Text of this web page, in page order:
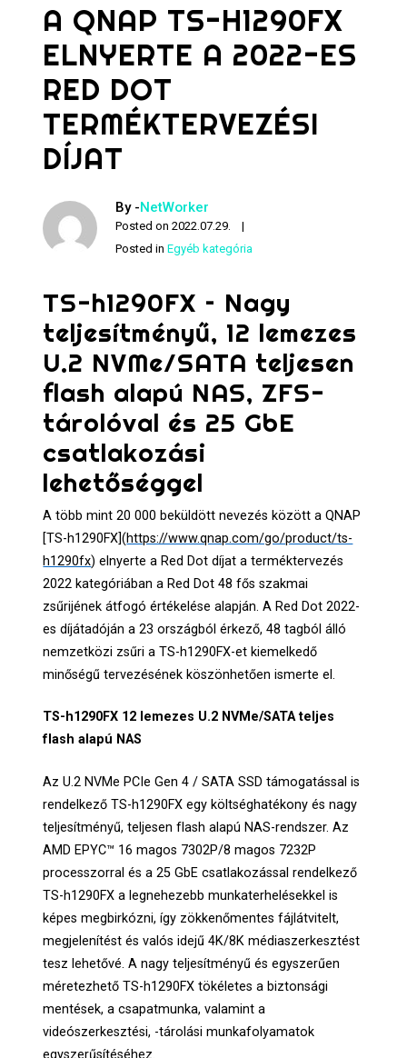
A QNAP TS-H1290FX
ELNYERTE A 2022-ES
RED DOT
TERMÉKTERVEZÉSI
DÍJAT
By -NetWorker
Posted on2022.07.29.
Posted inEgyéb kategória
TS-h1290FX – Nagy
teljesítményű, 12 lemezes
U.2 NVMe/SATA teljesen
flash alapú NAS, ZFS-
tárolóval és 25 GbE
csatlakozási
lehetőséggel
A több mint 20 000 beküldött nevezés között a QNAP
[TS-h1290FX](https://www.qnap.com/go/product/ts-
h1290fx) elnyerte a Red Dot díjat a terméktervezés
2022 kategóriában a Red Dot 48 fős szakmai
zsűrijének átfogó értékelése alapján. A Red Dot 2022-
es díjátadóján a 23 országból érkező, 48 tagból álló
nemzetközi zsűri a TS-h1290FX-et kiemelkedő
minőségű tervezésének köszönhetően ismerte el.
TS-h1290FX 12 lemezes U.2 NVMe/SATA teljes
flash alapú NAS
Az U.2 NVMe PCIe Gen 4 / SATA SSD támogatással is
rendelkező TS-h1290FX egy költséghatékony és nagy
teljesítményű, teljesen flash alapú NAS-rendszer. Az
AMD EPYC™ 16 magos 7302P/8 magos 7232P
processzorral és a 25 GbE csatlakozással rendelkező
TS-h1290FX a legnehezebb munkaterhelésekkel is
képes megbirkózni, így zökkenőmentes fájlátvitelt,
megjelenítést és valós idejű 4K/8K médiaszerkesztést
tesz lehetővé. A nagy teljesítményű és egyszerűen
méretezhető TS-h1290FX tökéletes a biztonsági
mentések, a csapatmunka, valamint a
videószerkesztési, -tárolási munkafolyamatok
egyszerűsítéséhez.